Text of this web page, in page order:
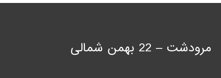
مرودشت – 22 بهمن شمالی